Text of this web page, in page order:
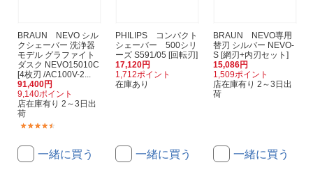
BRAUN NEVO シル
クシェーバー 洗浄器
モデル グラファイト
ダスク NEVO15010C
[4枚刃 /AC100V-2...
91,400円
9,140ポイント
店在庫有り 2～3日出
荷
一緒に買う
PHILIPS コンパクト
シェーバー 500シリ
ーズ S591/05 [回転刃]
17,120円
1,712ポイント
在庫あり
一緒に買う
BRAUN NEVO専用
替刃 シルバー NEVO-
S [網刃+内刃セット]
15,086円
1,509ポイント
店在庫有り 2～3日出
荷
一緒に買う